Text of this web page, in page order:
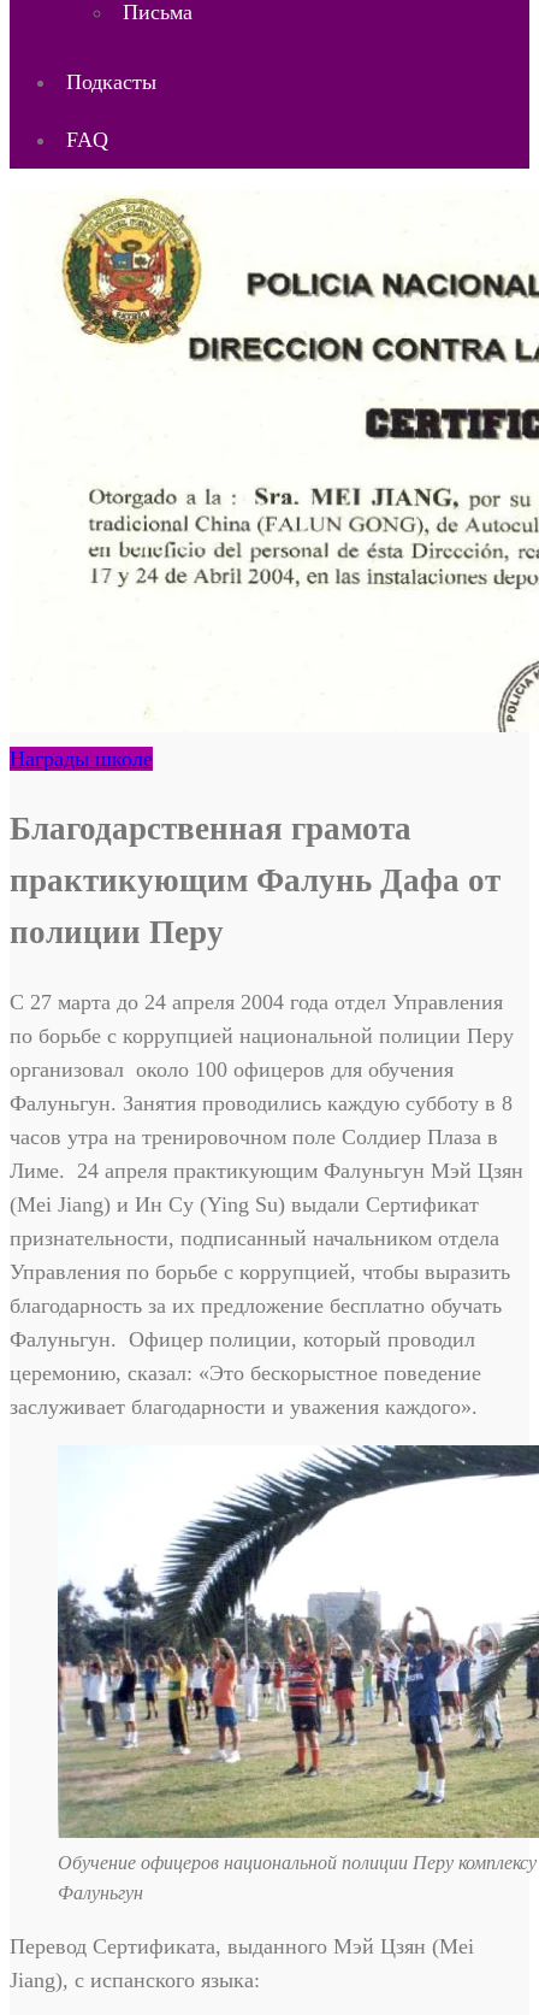
Письма
Подкасты
FAQ
Награды школе
Благодарственная грамота
практикующим Фалунь Дафа от
полиции Перу
С 27 марта до 24 апреля 2004 года отдел Управления
по борьбе с коррупцией национальной полиции Перу
организовал около 100 офицеров для обучения
Фалуньгун. Занятия проводились каждую субботу в 8
часов утра на тренировочном поле Солдиер Плаза в
Лиме. 24 апреля практикующим Фалуньгун Мэй Цзян
(Mei Jiang) и Ин Су (Ying Su) выдали Сертификат
признательности, подписанный начальником отдела
Управления по борьбе с коррупцией, чтобы выразить
благодарность за их предложение бесплатно обучать
Фалуньгун. Офицер полиции, который проводил
церемонию, сказал: «Это бескорыстное поведение
заслуживает благодарности и уважения каждого».
Обучение офицеров национальной полиции Перу
Фалуньгун
Перевод Сертификата, выданного Мэй Цзян (Mei
Jiang), с испанского языка: